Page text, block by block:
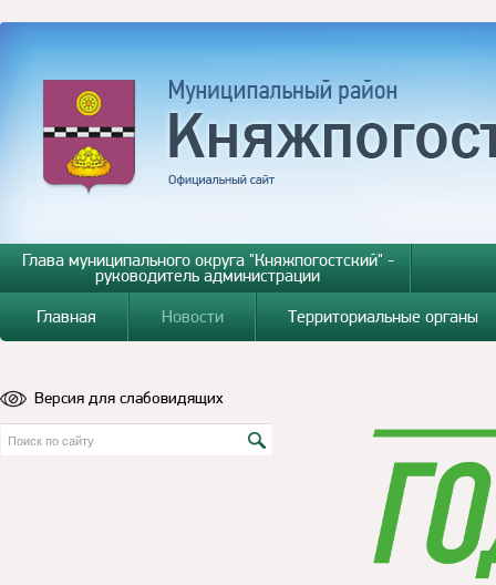
Глава муниципального округа "Княжпогостский" -
руководитель администрации
Главная
Новости Территориальные органы
Версия для слабовидящих